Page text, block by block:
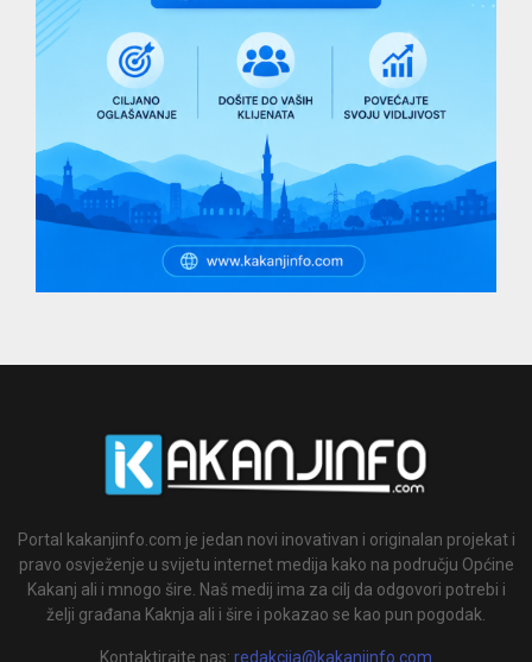
Portal kakanjinfo.com je jedan novi inovativan i originalan projekat i
pravo osvježenje u svijetu internet medija kako na području Općine
Kakanj ali i mnogo šire. Naš medij ima za cilj da odgovori potrebi i
želji građana Kaknja ali i šire i pokazao se kao pun pogodak.
Kontaktirajte nas: redakcija@kakanjinfo.com